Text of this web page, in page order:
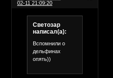
02-11 21:09:20
Светозар
написал(а):
Вспомнили о
дельфинах
опять))